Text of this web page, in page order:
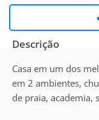
Descrição
Casa em um dos
em 2 ambientes,
de praia, academia,